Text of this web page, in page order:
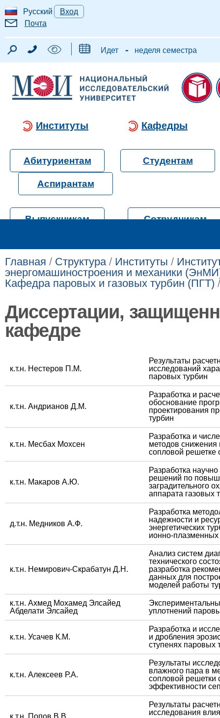
Русский
Вход
Почта
Идет - неделя семестра
Институты Кафедры
Абитуриентам Студентам
Аспирантам
Выпускникам Сотрудникам
Главная / Структура/ Институты /
энергомашиностроения и механики
Кафедра паровых и газовых турбин (ПГТ) /
Диссертации,
кафедре
​к.т.н. Нестеров П.М.
​Результаты
исследований
паровых турбин
​к.т.н. Андрианов Д.М.
​Разработка и
обоснование
проектирования
турбин
​к.т.н. Месбах Мохсен
​Разработка и
методов снижения
сопловой решетке
​к.т.н. Макаров А.Ю.
​Разработка
решений по
заградительного
аппарата газовых
​д.т.н. Медников А.Ф.
​Разработка
надежности и
энергетических
ионно-
​к.т.н. Немирович-Скрабатун Д.Н.
​Анализ систем
технического
разработка
данных для
моделей работы
​​к.т.н. Ахмед Мохамед Элсайед
Абделати Элсайед
уплотнений
​к.т.н. Усачев К.М.
​Разработка и
и дробления
ступенях паровых
​к.т.н. Алексеев Р.А.
​Результаты
влажного пара в
сопловой
эффективности
​к.т.н. Попов В.В.
​Результаты
исследования